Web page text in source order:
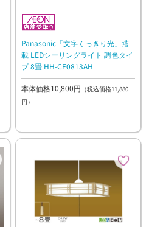
Panasonic「文字くっきり光」搭
載 LEDシーリングライト 調色タイ
プ 8畳 HH-CF0813AH
本体価格10,800円 （税込価格11,880
円）